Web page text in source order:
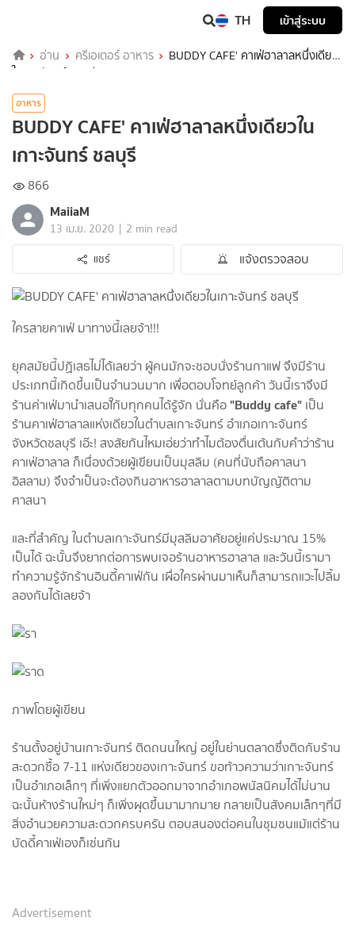
TH เข้าสู่ระบบ
อ่าน ครีเอเตอร์ อาหาร
BUDDY CAFE' คาเฟ่ฮาลาลหนึ่งเดียว
ในเกาะจันทร์ ชลบุรี
อาหาร
BUDDY CAFE' คาเฟ่ฮาลาลหนึ่งเดียวใน
เกาะจันทร์ ชลบุรี
866
MaiiaM
13 เม.ย. 2020 | 2 min read
แชร์
แจ้งตรวจสอบ
ใครสายคาเฟ่ มาทางนี้เลยจ้า!!!
ยุคสมัยนี้ปฏิเสธไม่ได้เลยว่า ผู้คนมักจะชอบนั่งร้านกาแฟ จึงมีร้าน
ประเภทนี้เกิดขึ้นเป็นจำนวนมาก เพื่อตอบโจทย์ลูกค้า วันนี้เราจึงมี
ร้านค่าเฟ่มานำเสนอใ้กับทุกคนได้รู้จัก นั่นคือ"Buddy cafe" เป็น
ร้านคาเฟ่ฮาลาลแห่งเดียวในตำบลเกาะจันทร์ อำเภอเกาะจันทร์
จังหวัดชลบุรี เอ๊ะ! สงสัยกันไหมเอ่ยว่าทำไมต้องตื่นเต้นกับคำว่าร้าน
คาเฟ่ฮาลาล ก็เนื่องด้วยผู้เขียนเป็นมุสลิม (คนที่นับถือศาสนา
อิสลาม) จึงจำเป็นจะต้องกินอาหารฮาลาลตามบทบัญญัติตาม
ศาสนา
และที่สำคัญ ในตำบลเกาะจันทร์มีมุสลิมอาศัยอยู่แค่ประมาณ 15%
เป็นได้ ฉะนั้นจึงยากต่อการพบเจอร้านอาหารฮาลาล และวันนี้เรามา
ทำความรู้จักร้านอินดี้คาเฟ่กัน เผื่อใครผ่านมาเห็นก็สามารถแวะไปลิ้ม
ลองกันได้เลยจ้า
ภาพโดยผู้เขียน
ร้านตั้งอยู่บ้านเกาะจันทร์ ติดถนนใหญ่ อยู่ในย่านตลาดซึ่งติดกับร้าน
สะดวกซื้อ 7-11 แห่งเดียวของเกาะจันทร์ ขอท้าวความว่าเกาะจันทร์
เป็นอำเภอเล็กๆ ที่เพิ่งแยกตัวออกมาจากอำเภอพนัสนิคมได้ไม่นาน
ฉะนั้นห้างร้านใหม่ๆ ก็เพิ่งผุดขึ้นมามากมาย กลายเป็นสังคมเล็กๆที่มี
สิ่งอำนวยความสะดวกครบครัน ตอบสนองต่อคนในชุมชนแม้แต่ร้าน
บัดดี้คาเฟ่เองก็เช่นกัน
Advertisement